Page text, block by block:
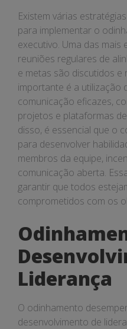
Existem várias
para implementar o
executivo. Uma das mais
reuniões regulares de
e metas são discutidos e
importante é a utilização
comunicação eficazes,
projetos e plataformas
disso, é essencial que o
para desenvolver
membros da equipe,
comunicação aberta.
garantir que todos
comprometidos com os
Liderança
O odinhamento
desenvolvimento de